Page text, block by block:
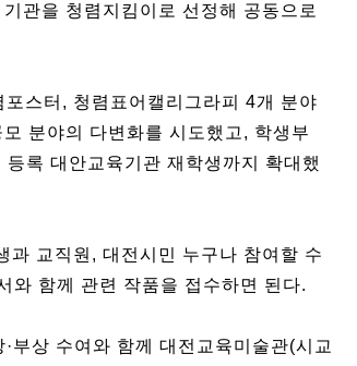
관을 청렴지킴이로 선정해 공동으로
스터, 청렴표어캘리그라피 4개 분야
분야의 다변화를 시도했고, 학생부
등록 대안교육기관 재학생까지 확대했
과 교직원, 대전시민 누구나 참여할 수
와 함께 관련 작품을 접수하면 된다.
부상 수여와 함께 대전교육미술관(시교